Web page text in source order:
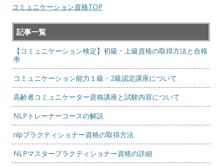
コミュニケーション資格TOP
記事一覧
【コミュニケーション検定】初級・上級資格の取得方法と合格
率
コミュニケーション能力１級・2級認定講座について
高齢者コミュニケーター資格講座と試験内容について
NLPトレーナーコースの解説
nlpプラクティショナー資格の取得方法
NLPマスタープラクティショナー資格の詳細